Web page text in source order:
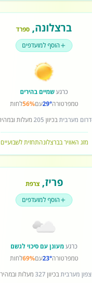
ברצלונה, ספרד
הוסף למועדפים
כרגעשמיים בהירים
טמפרטורה29°עם56%לחות
מערביתבכיוון 205מעלות
מזג האוויר בברצלונהתחזית לשבועיים
פריז,צרפת
הוסף למועדפים
כרגעמעונן עם סיכוי לגשם
טמפרטורה23°עם69%לחות
צפון מערביתבכיוון327מעלות